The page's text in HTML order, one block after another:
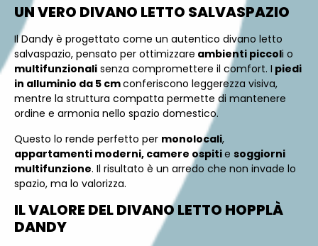
UN VERO DIVANO LETTO SALVASPAZIO
Il Dandy è progettato come un autentico divano letto
salvaspazio, pensato per ottimizzare ambienti piccoli o
multifunzionali senza compromettere il comfort. I piedi
in alluminio da 5 cmconferiscono leggerezza visiva,
mentre la struttura compatta permette di mantenere
ordine e armonia nello spazio domestico.
Questo lo rende perfetto per monolocali,
appartamenti moderni, camere ospitie soggiorni
multifunzione. Il risultato è un arredo che non invade lo
spazio, ma lo valorizza.
IL VALORE DEL DIVANO LETTO HOPPLÀ
DANDY